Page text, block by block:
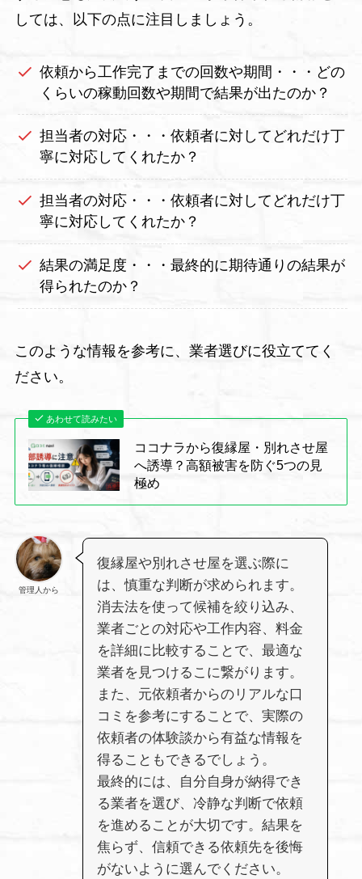
しては、以下の点に注目しましょう。
依頼から工作完了までの回数や期間・・・どの
くらいの稼動回数や期間で結果が出たのか？
担当者の対応・・・依頼者に対してどれだけ丁
寧に対応してくれたか？
担当者の対応・・・依頼者に対してどれだけ丁
寧に対応してくれたか？
結果の満足度・・・最終的に期待通りの結果が
得られたのか？
このような情報を参考に、業者選びに役立ててく
ださい。
あわせて読みたい
ココナラから復縁屋・別れさせ屋
へ誘導？高額被害を防ぐ5つの見
極め
管理人から
復縁屋や別れさせ屋を選ぶ際に
は、慎重な判断が求められます。
消去法を使って候補を絞り込み、
業者ごとの対応や工作内容、料金
を詳細に比較することで、最適な
業者を見つけるこに繋がります。
また、元依頼者からのリアルな口
コミを参考にすることで、実際の
依頼者の体験談から有益な情報を
得ることもできるでしょう。
最終的には、自分自身が納得でき
る業者を選び、冷静な判断で依頼
を進めることが大切です。結果を
焦らず、信頼できる依頼先を後悔
がないように選んでください。